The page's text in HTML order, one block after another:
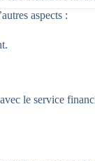
aspects :
le service